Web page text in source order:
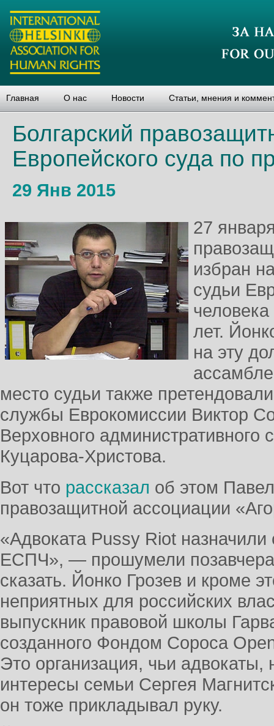
Главная О нас Новости Статьи, мнения и
Болгарский
Европейского суда по
29 Янв 2015
27
избран
судьи
лет.
на эту
место судьи также
службы Еврокомиссии Виктор
Верховного административного
Куцарова-Христова.
Вот что рассказал об этом
правозащитной ассоциации
«Адвоката Pussy Riot назначили
ЕСПЧ», — прошумели позавчера
сказать. Йонко Грозев и кроме
неприятных для российских
выпускник правовой школы
созданного Фондом Сороса
Это организация, чьи
интересы семьи Сергея
он тоже прикладывал руку.